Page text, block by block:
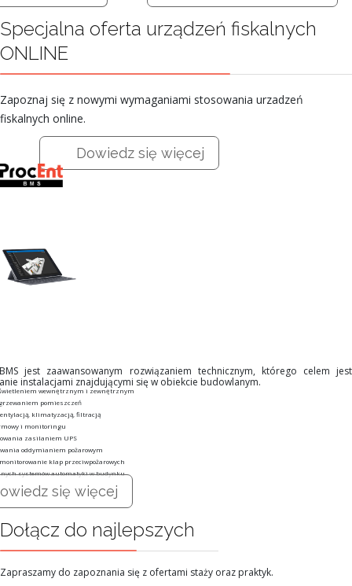
Specjalna oferta urządzeń fiskalnych
ONLINE
Zapoznaj się z nowymi wymaganiami stosowania urzadzeń
fiskalnych online.
Dowiedz się więcej
jest zaawansowanym rozwiązaniem technicznym, którego celem jest
instalacjami znajdującymi się w obiekcie budowlanym.
wewnętrznym i zewnętrznym
pomieszczeń
klimatyzacją, filtracją
i monitoringu
zasilaniem UPS
oddymianiem pożarowym
klap przeciwpożarowych
systemów automatyki w budynku
się więcej
Dołącz do najlepszych
Zapraszamy do zapoznania się z ofertami staży oraz praktyk.